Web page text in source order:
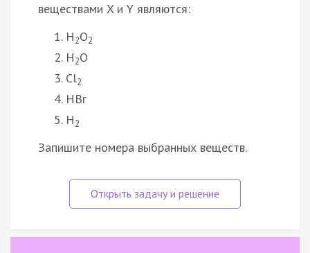
веществами X и Y являются:
H2O2
H2O
Cl2
HBr
H2
Запишите номера выбранных веществ.